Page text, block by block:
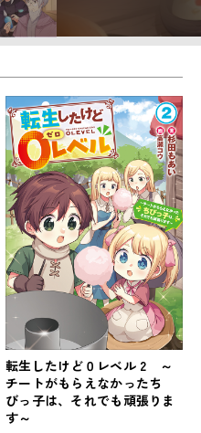
転生したけど０レベル 2 ～
チートがもらえなかったち
びっ子は、それでも頑張りま
す～